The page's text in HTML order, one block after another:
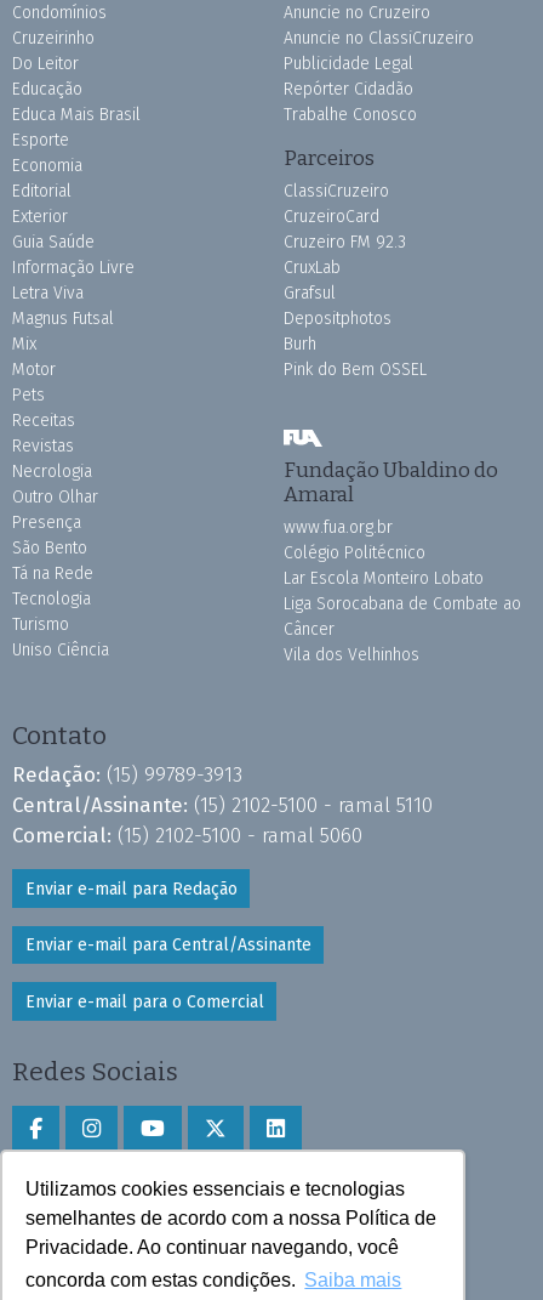
Utilizamos cookies essenciais e tecnologias
semelhantes de acordo com a nossa Política de
Privacidade. Ao continuar navegando, você
concorda com estas condições. Saiba mais
Condomínios
Cruzeirinho
Do Leitor
Educação
Educa Mais Brasil
Esporte
Economia
Editorial
Exterior
Guia Saúde
Informação Livre
Letra Viva
Magnus Futsal
Mix
Motor
Pets
Receitas
Revistas
Necrologia
Outro Olhar
Presença
São Bento
Tá na Rede
Tecnologia
Turismo
Uniso Ciência
Anuncie no Cruzeiro
Anuncie no ClassiCruzeiro
Publicidade Legal
Repórter Cidadão
Trabalhe Conosco
Parceiros
ClassiCruzeiro
CruzeiroCard
Cruzeiro FM 92.3
CruxLab
Grafsul
Depositphotos
Burh
Pink do Bem OSSEL
Fundação Ubaldino do
Amaral
www.fua.org.br
Colégio Politécnico
Lar Escola Monteiro Lobato
Liga Sorocabana de Combate ao
Câncer
Vila dos Velhinhos
Contato
Redação: (15) 99789-3913
Central/Assinante: (15) 2102-5100 - ramal 5110
Comercial: (15) 2102-5100 - ramal 5060
Enviar e-mail para Redação
Enviar e-mail para Central/Assinante
Enviar e-mail para o Comercial
Redes Sociais
Faça download do aplicativo
Play Store e App Store